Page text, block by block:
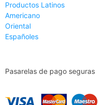
Productos Latinos
Americano
Oriental
Españoles
Pasarelas de pago seguras